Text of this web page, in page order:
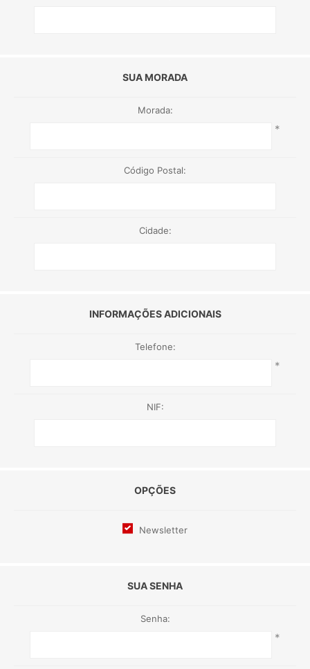
SUA MORADA
Morada:
*
Código Postal:
Cidade:
INFORMAÇÕES ADICIONAIS
Telefone:
*
NIF:
OPÇÕES
Newsletter
SUA SENHA
Senha:
*